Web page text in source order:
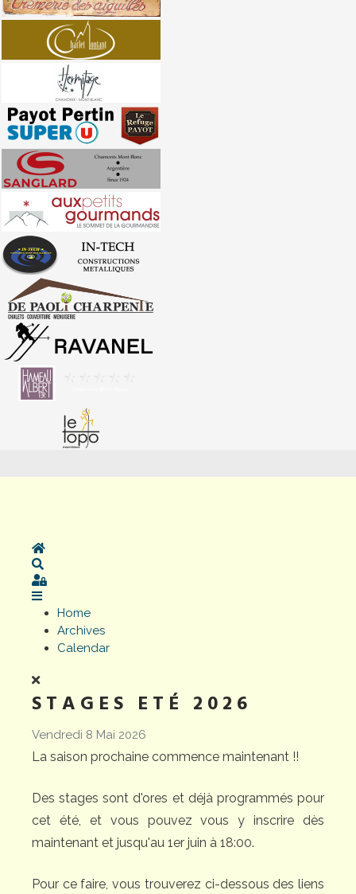
Home
Sign In
Home
Archives
Calendar
STAGES ETÉ 2026
Vendredi 8 Mai 2026
La saison prochaine commence maintenant !!
Des stages sont d'ores et déjà programmés pour
cet été, et vous pouvez vous y inscrire dès
maintenant et jusqu'au 1er juin à 18:00.
Pour ce faire, vous trouverez ci-dessous des liens